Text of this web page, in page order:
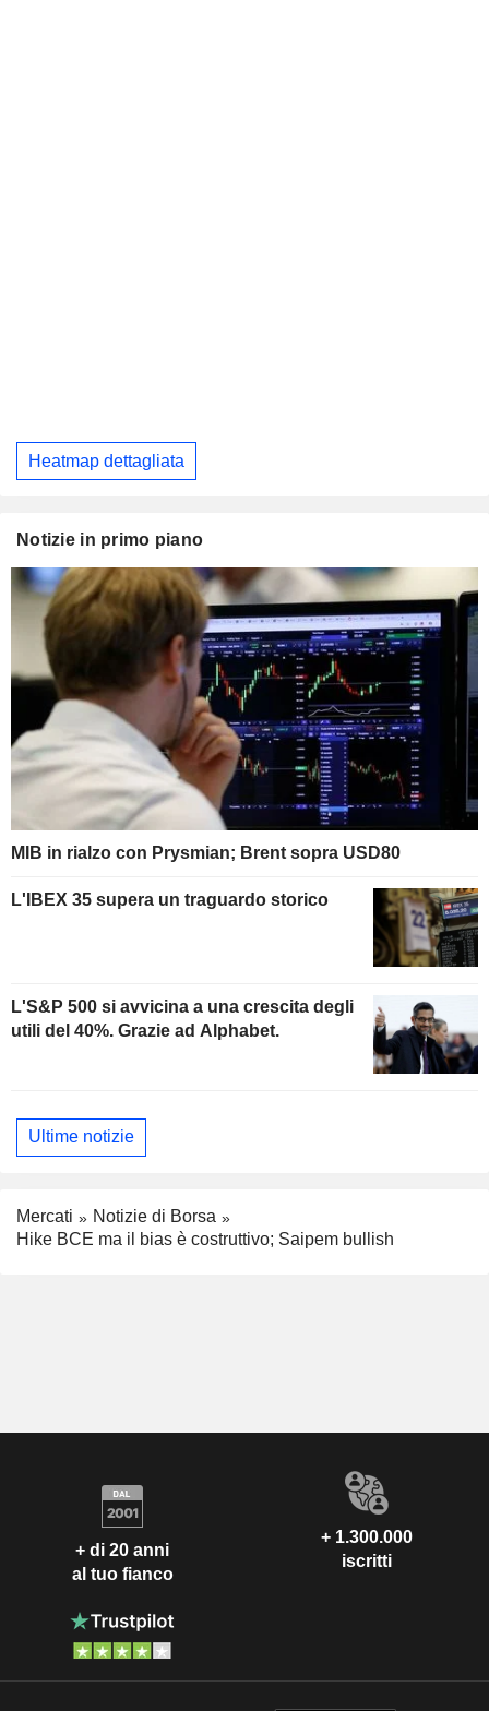
Heatmap dettagliata
Notizie in primo piano
MIB in rialzo con Prysmian; Brent sopra USD80
L'IBEX 35 supera un traguardo storico
L'S&P 500 si avvicina a una crescita degli
utili del 40%. Grazie ad Alphabet.
Ultime notizie
Mercati
Notizie di Borsa
Hike BCE ma il bias è costruttivo; Saipem bullish
+ di 20 anni
al tuo fianco
+ 1.300.000
iscritti